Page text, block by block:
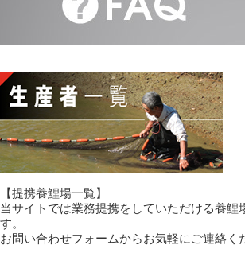
【提携養鯉場一覧】
当サイトでは業務提携をしていただける養鯉
す。
お問い合わせフォームからお気軽にご連絡く